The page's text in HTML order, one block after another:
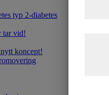
typ 2-diabetes
tar vid!
koncept!